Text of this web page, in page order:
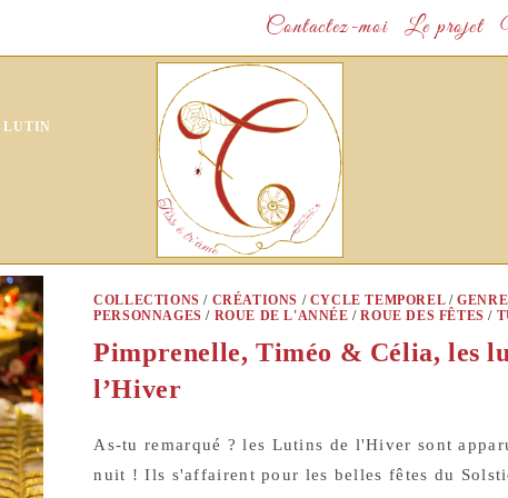
Contactez-moi Le projet
LUTIN
COLLECTIONS / CRÉATIONS / CYCLE TEMPOREL/GENRE
PERSONNAGES / ROUE DE L'ANNÉE /ROUE DES FÊTES /
Pimprenelle, Timéo & Célia, les
l’Hiver
As-tu remarqué ? les Lutins de l'Hiver sont
nuit ! Ils s'affairent pour les belles fêtes du